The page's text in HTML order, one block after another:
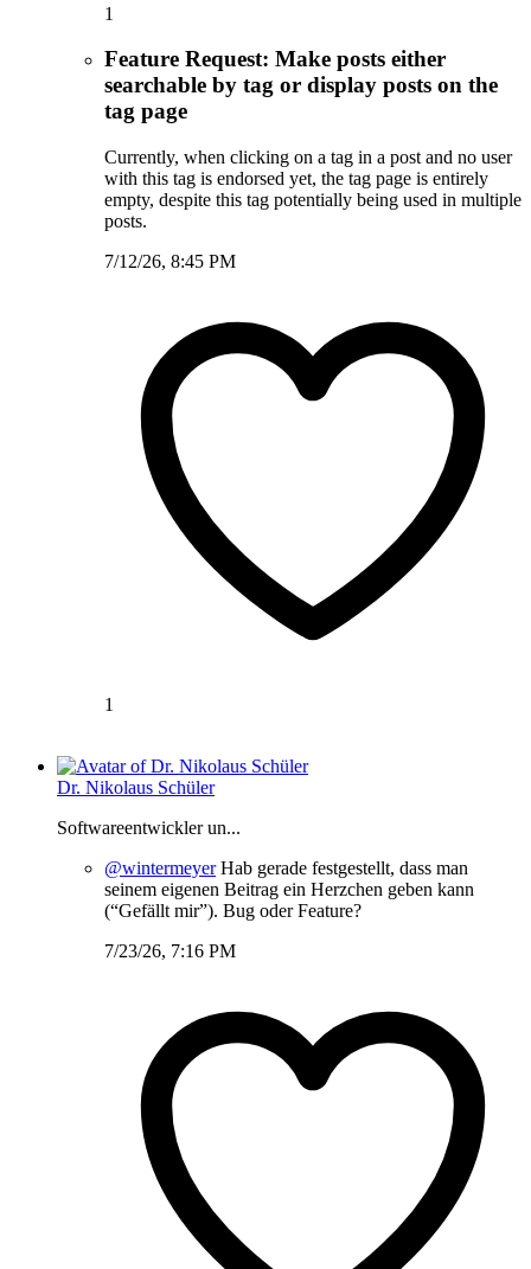
1
Feature Request: Make posts either
searchable by tag or display posts on the
tag page
Currently, when clicking on a tag in a post and no user
with this tag is endorsed yet, the tag page is entirely
empty, despite this tag potentially being used in multiple
posts.
7/12/26, 8:45 PM
1
Dr. Nikolaus Schüler
Softwareentwickler un...
@wintermeyerHab gerade festgestellt, dass man
seinem eigenen Beitrag ein Herzchen geben kann
(“Gefällt mir”). Bug oder Feature?
7/23/26, 7:16 PM